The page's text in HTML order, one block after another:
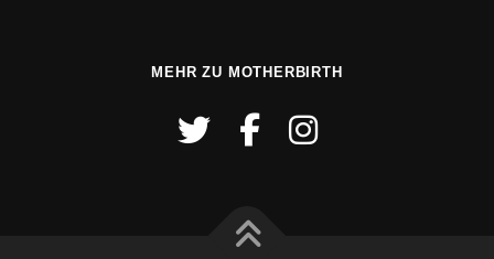
MEHR ZU MOTHERBIRTH